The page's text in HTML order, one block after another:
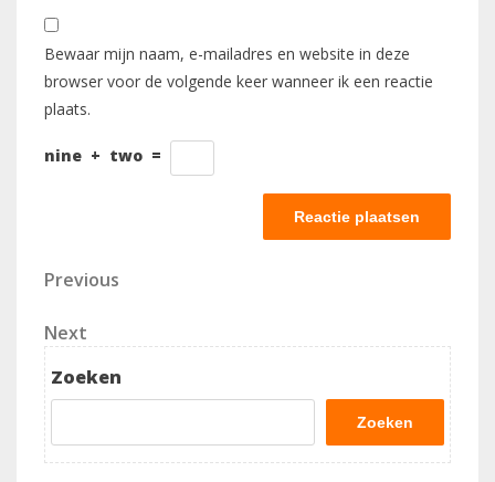
Bewaar mijn naam, e-mailadres en website in deze
browser voor de volgende keer wanneer ik een reactie
plaats.
nine + two =
Berichtnavigatie
Previous
Previous
Next
Post
Next
Zoeken
Zoeken